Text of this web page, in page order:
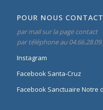
POUR NOUS
par mail sur la page contact
par téléphone au
Instagram
Facebook Santa-Cruz
Facebook Sanctuaire Notre